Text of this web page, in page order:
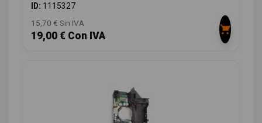
ID: 1115327
15,70 € Sin IVA
19,00 € Con IVA